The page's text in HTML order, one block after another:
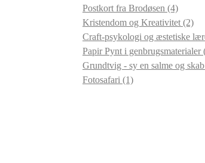
Postkort fra Brodøsen (4)
Kristendom og Kreativitet (2)
Craft-psykologi og æstetiske
Papir Pynt i genbrugsmaterialer
Grundtvig - sy en salme og
Fotosafari (1)